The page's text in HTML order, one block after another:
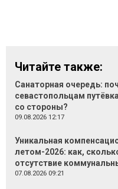
Читайте также:
Санаторная очередь:
севастопольцам
со стороны?
09.08.2026 12:17
Уникальная
летом-2026: как,
отсутствие
07.08.2026 09:21